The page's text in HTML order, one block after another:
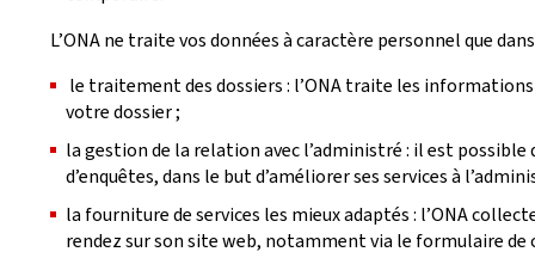
L’ONA ne traite vos données à caractère personnel que
le traitement des dossiers : l’ONA traite les
votre dossier ;
la gestion de la relation avec l’administré : il est possible
d’enquêtes, dans le but d’améliorer ses services à
la fourniture de services les mieux adaptés : l’ONA
rendez sur son site web, notamment via le formulaire de